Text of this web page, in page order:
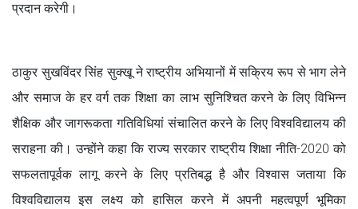
प्रदान करेगी।
ठाकुर सुखविंदर सिंह सुक्खू ने राष्ट्रीय अभियानों में सक्रिय रूप से भाग लेने
और समाज के हर वर्ग तक शिक्षा का लाभ सुनिश्चित करने के लिए विभिन्न
शैक्षिक और जागरूकता गतिविधियां संचालित करने के लिए विश्वविद्यालय की
सराहना की। उन्होंने कहा कि राज्य सरकार राष्ट्रीय शिक्षा नीति-2020 को
सफलतापूर्वक लागू करने के लिए प्रतिबद्ध है और विश्वास जताया कि
विश्वविद्यालय इस लक्ष्य को हासिल करने में अपनी महत्वपूर्ण भूमिका